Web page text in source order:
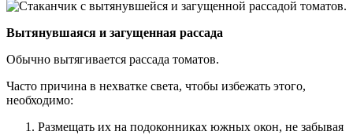
Вытянувшаяся и загущенная рассада
Обычно вытягивается рассада томатов.
Часто причина в нехватке света, чтобы избежать этого,
необходимо:
Размещать их на подоконниках южных окон, не забывая